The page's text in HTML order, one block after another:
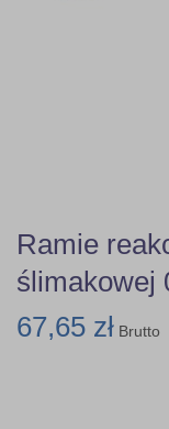
Ramie
ślimakowej
67,65 zł Brutto